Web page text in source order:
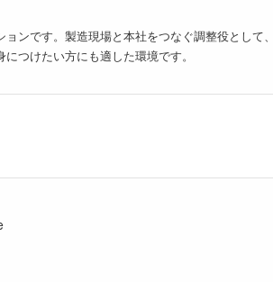
ンです。製造現場と本社をつなぐ調整役とし
つけたい方にも適した環境です。